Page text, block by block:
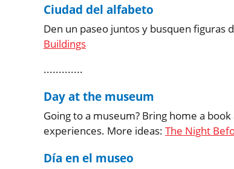
Ciudad del alfabeto
Den un paseo juntos y busquen figuras
Buildings
.............
Day at the museum
Going to a museum? Bring home a
experiences. More ideas: The Night
Día en el museo